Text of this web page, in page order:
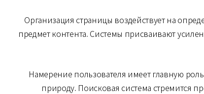
Организация страницы воздействует на
предмет контента. Системы присваивают
Намерение пользователя имеет главную
природу. Поисковая система стремится